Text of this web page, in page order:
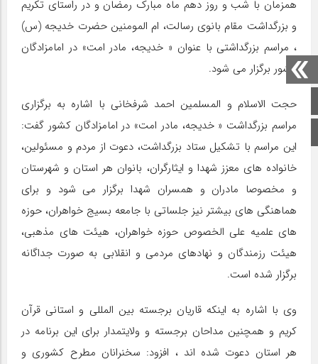
صفحه اصلی
اینستاگرام
همزمان با شب و روز دهم ماه مبارک رمضان و در راستای تکریم
و بزرگداشت مقام بانوی رسالت، ام المومنین حضرت خدیجه (س)
، مراسم بزرگداشتی با عنوان « خدیجه، مادر امت» در امامزادگان
کشور برگزار می شود.
حجت الاسلام و المسلمین احمد شرفخانی با اشاره به برگزاری
مراسم بزرگداشت « خدیجه، مادر امت» در امامزادگان کشور گفت:
این مراسم با تشکیل ستاد بزرگداشت، دعوت از مردم و مسئولین،
خانواده های معزز شهدا و ایثارگران، بانوان هر استان و شهرستان
و مخصوصا مادران و همسران شهدا برگزار می شود و برای
هماهنگی های بیشتر نیز جلساتی با جامعه بسیج خواهران، حوزه
های علمیه علی الخصوص حوزه خواهران، هیئت های مذهبی،
هیئت رزمندگان و نهادهای مردمی و انقلابی به صورت جداگانه
برگزار شده است.
وی با اشاره به اینکه قاریان برجسته بین المللی و استانی قرآن
کریم و همچنین مداحان برجسته و ولایتمدار برای این برنامه در
هر استان دعوت شده اند ، افزود: سخنرانان مطرح کشوری و